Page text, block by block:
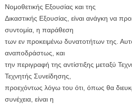
Νομοθετικής Εξουσίας και της
Δικαστικής Εξουσίας, είναι ανάγκη να
συντομία, η παράθεση
των εν προκειμένω δυνατοτήτων της.
αναποδράστως, και
την περιγραφή της αντίστιξης μεταξύ
Τεχνητής Συνείδησης,
προεχόντως λόγω του ότι, όπως θα
συνέχεια, είναι η